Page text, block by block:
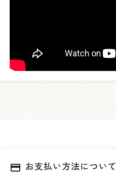
payment お支払い方法について